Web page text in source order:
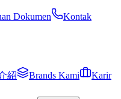
Dokumen
Kontak
紹 Brands Kami
Karir